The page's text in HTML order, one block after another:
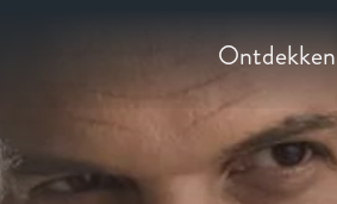
Ontdekken